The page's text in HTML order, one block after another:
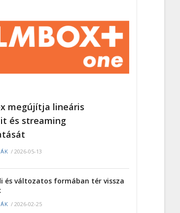
megújítja lineáris
és streaming
/ 2026-05-13
és változatos formában tér vissza
/ 2026-02-25